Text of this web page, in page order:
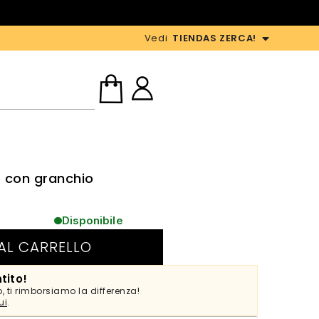
Vedi TIENDAS ZERCA!
granchio
Disponibile
CARRELLO
ti rimborsiamo la differenza!
.